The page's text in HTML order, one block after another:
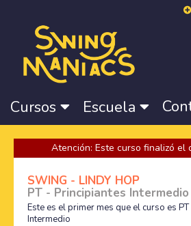
Cursos Escuela
Atención: Este curso finalizó el
SWING - LINDY HOP
PT - Principiantes Intermedio
Este es el primer mes que el curso es
Intermedio